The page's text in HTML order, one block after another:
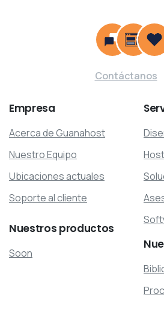
Contáctanos
Empresa
Acerca de Guanahost
Nuestro Equipo
Ubicaciones actuales
Soporte al cliente
Nuestros productos
Soon